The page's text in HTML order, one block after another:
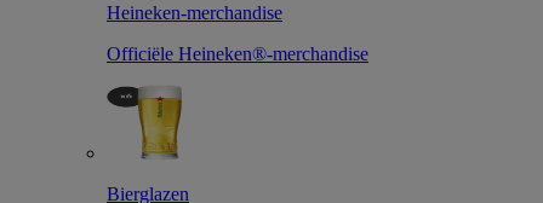
Heineken-merchandise
Officiële Heineken®-merchandise
Bierglazen